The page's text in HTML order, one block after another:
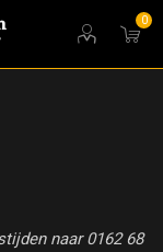
0
naar 0162 68